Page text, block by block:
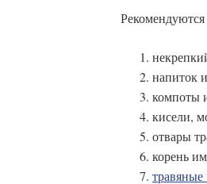
напиток
компоты
кисели,
отвары
корень
травяные